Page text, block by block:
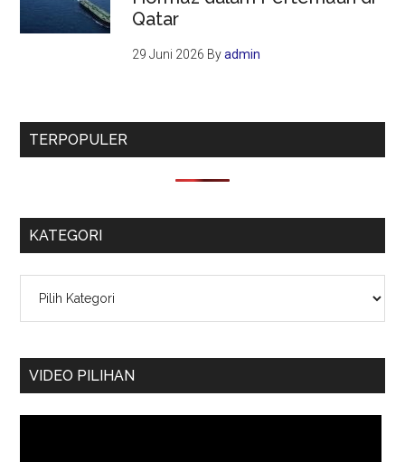
Qatar
29 Juni 2026 Byadmin
TERPOPULER
KATEGORI
VIDEO PILIHAN